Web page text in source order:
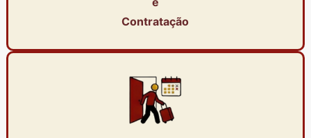
Contratação